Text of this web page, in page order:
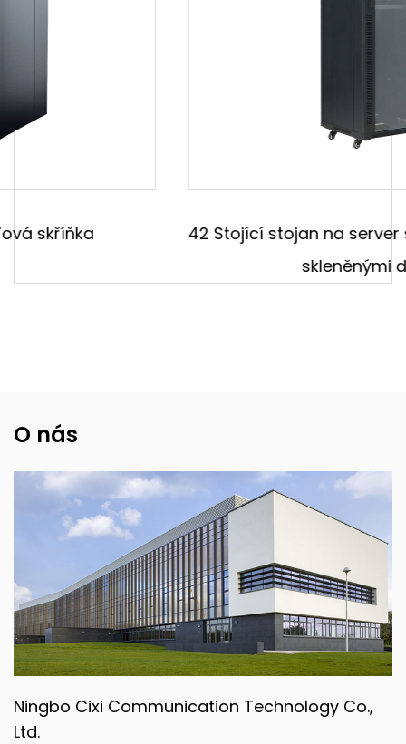
42 Stojící stojan na server s temperamentními
O nás
Ningbo Cixi Communication Technology Co.,
Ltd.